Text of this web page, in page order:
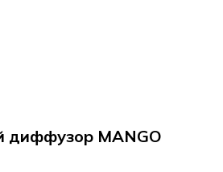
диффузор MANGO